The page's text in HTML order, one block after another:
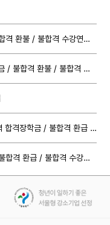
★합격자발표★ 국제무역사 합격장학금 / 불합격 환불 / 불합격 수강연장 절차 안내
★ 합격자 발표 ★ 외환전문역 2종 합격장학금 / 불합격 환불 / 불합격 수강연장 절차 안내
★ 합격자 발표 ★ 파생상품투자권유자문인력 합격장학금 / 불합격 환급 / 불합격 수강연장 절차 안내
★ 합격자 발표 ★ 신용분석사 합격장학금 / 불합격 환급 / 불합격 수강연장 절차 안내